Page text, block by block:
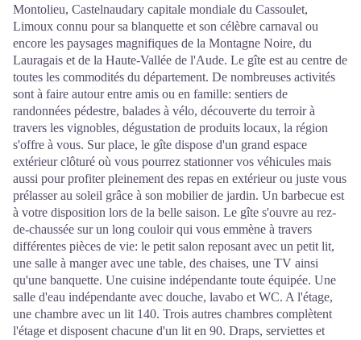
Montolieu, Castelnaudary capitale mondiale du Cassoulet,
Limoux connu pour sa blanquette et son célèbre carnaval ou
encore les paysages magnifiques de la Montagne Noire, du
Lauragais et de la Haute-Vallée de l'Aude. Le gîte est au centre de
toutes les commodités du département. De nombreuses activités
sont à faire autour entre amis ou en famille: sentiers de
randonnées pédestre, balades à vélo, découverte du terroir à
travers les vignobles, dégustation de produits locaux, la région
s'offre à vous. Sur place, le gîte dispose d'un grand espace
extérieur clôturé où vous pourrez stationner vos véhicules mais
aussi pour profiter pleinement des repas en extérieur ou juste vous
prélasser au soleil grâce à son mobilier de jardin. Un barbecue est
à votre disposition lors de la belle saison. Le gîte s'ouvre au rez-
de-chaussée sur un long couloir qui vous emmène à travers
différentes pièces de vie: le petit salon reposant avec un petit lit,
une salle à manger avec une table, des chaises, une TV ainsi
qu'une banquette. Une cuisine indépendante toute équipée. Une
salle d'eau indépendante avec douche, lavabo et WC. A l'étage,
une chambre avec un lit 140. Trois autres chambres complètent
l'étage et disposent chacune d'un lit en 90. Draps, serviettes et